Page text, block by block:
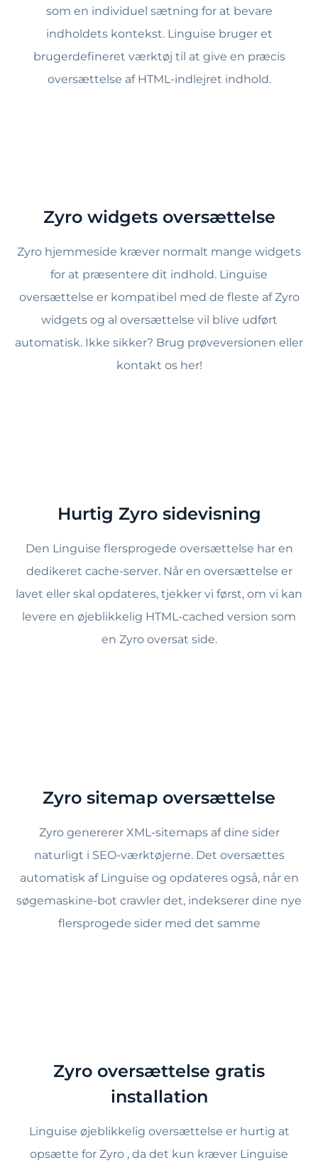
som en individuel sætning for at bevare
indholdets kontekst. Linguise bruger et
brugerdefineret værktøj til at give en præcis
oversættelse af HTML-indlejret indhold.
Zyro widgets oversættelse
Zyro hjemmeside kræver normalt mange widgets
for at præsentere dit indhold. Linguise
oversættelse er kompatibel med de fleste af Zyro
widgets og al oversættelse vil blive udført
automatisk. Ikke sikker? Brug prøveversionen eller
kontakt os her!
Hurtig Zyro sidevisning
Den Linguise flersprogede oversættelse har en
dedikeret cache-server. Når en oversættelse er
lavet eller skal opdateres, tjekker vi først, om vi kan
levere en øjeblikkelig HTML-cached version som
en Zyro oversat side.
Zyro sitemap oversættelse
Zyro genererer XML-sitemaps af dine sider
naturligt i SEO-værktøjerne. Det oversættes
automatisk af Linguise og opdateres også, når en
søgemaskine-bot crawler det, indekserer dine nye
flersprogede sider med det samme
Zyro oversættelse gratis
installation
Linguise øjeblikkelig oversættelse er hurtig at
opsætte for Zyro , da det kun kræver Linguise